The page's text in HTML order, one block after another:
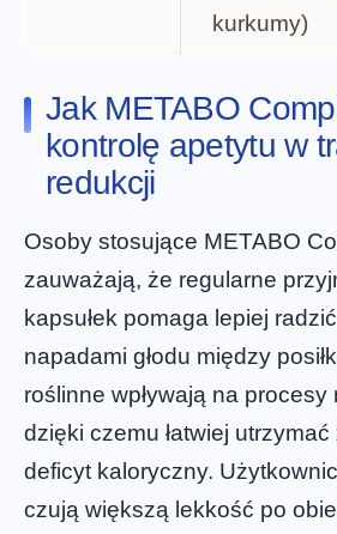
kurkumy)
Jak METABO
kontrolę apetytu w
redukcji
Osoby stosujące METABO
zauważają, że regularne
kapsułek pomaga lepiej
napadami głodu między
roślinne wpływają na procesy
dzięki czemu łatwiej
deficyt kaloryczny.
czują większą lekkość po